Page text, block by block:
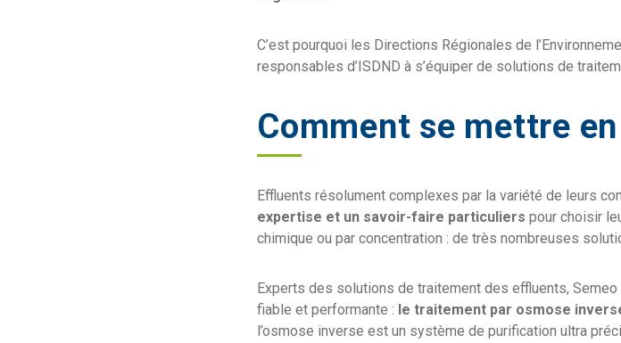
C’est pourquoi les Directions Régionales de
responsables d’ISDND à s’équiper de solutions de
Comment se mettre
Effluents résolument complexes par la variété de leurs
expertise et un savoir-faire particuliers pour choisir
chimique ou par concentration : de très nombreuses
Experts des solutions de traitement des effluents,
fiable et performante : le traitement par osmose
l’osmose inverse est un système de purification ultra